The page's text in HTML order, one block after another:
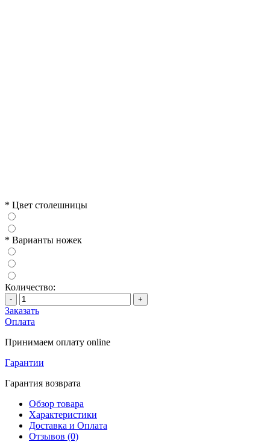
* Цвет столешницы
* Варианты ножек
Количество:
- +
Заказать
Оплата
Принимаем оплату online
Гарантии
Гарантия возврата
Обзор товара
Характеристики
Доставка и Оплата
Отзывов (0)